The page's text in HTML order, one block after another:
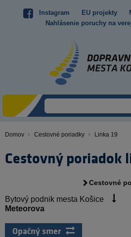
Instagram EU projekty
Nahlásenie poruchy na
Domov Cestovné poriadky Linka 19
Cestovný poriadok
Cestovné
Bytový podnik mesta Košice
Meteorova
Opačný smer